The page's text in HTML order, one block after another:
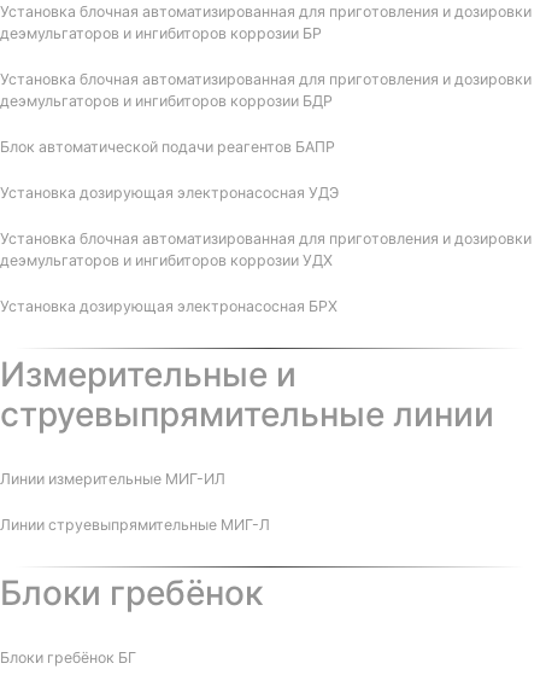
Установка блочная автоматизированная для приготовления и дозировки
деэмульгаторов и ингибиторов коррозии БР
Установка блочная автоматизированная для приготовления и дозировки
деэмульгаторов и ингибиторов коррозии БДР
Блок автоматической подачи реагентов БАПР
Установка дозирующая электронасосная УДЭ
Установка блочная автоматизированная для приготовления и дозировки
деэмульгаторов и ингибиторов коррозии УДХ
Установка дозирующая электронасосная БРХ
Измерительные и
струевыпрямительные линии
Линии измерительные МИГ-ИЛ
Линии струевыпрямительные МИГ-Л
Блоки гребёнок
Блоки гребёнок БГ